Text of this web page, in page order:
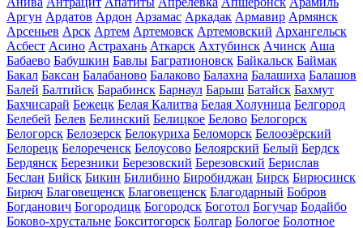
Аргун Ардатов Ардон Арзамас Аркадак Армавир Армянск
Арсеньев Арск Артем Артемовск Артемовский Архангельск
Асбест Асино Астрахань Аткарск Ахтубинск Ачинск Аша
Бабаево Бабушкин Бавлы Багратионовск Байкальск Баймак
Бакал Баксан Балабаново Балаково Балахна Балашиха Балашов
Балей Балтийск Барабинск Барнаул Барыш Батайск Бахмут
Бахчисарай Бежецк Белая Калитва Белая Холуница Белгород
Белебей Белев Белинский Белицкое Белово Белогорск
Белогорск Белозерск Белокуриха Беломорск Белоозёрский
Белорецк Белореченск Белоусово Белоярский Белый Бердск
Бердянск Березники Березовский Березовский Берислав
Беслан Бийск Бикин Билибино Биробиджан Бирск Бирюсинск
Бирюч Благовещенск Благовещенск Благодарный Бобров
Богданович Богородицк Богородск Боготол Богучар Бодайбо
Боково-хрустальне Бокситогорск Болгар Бологое Болотное